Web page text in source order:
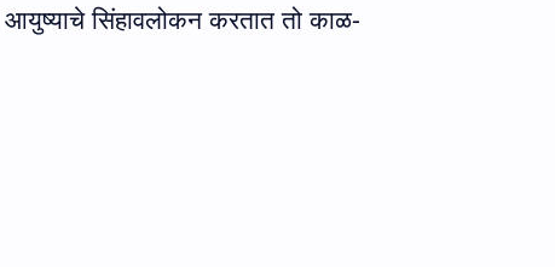
सिंहावलोकन करतात तो काळ-